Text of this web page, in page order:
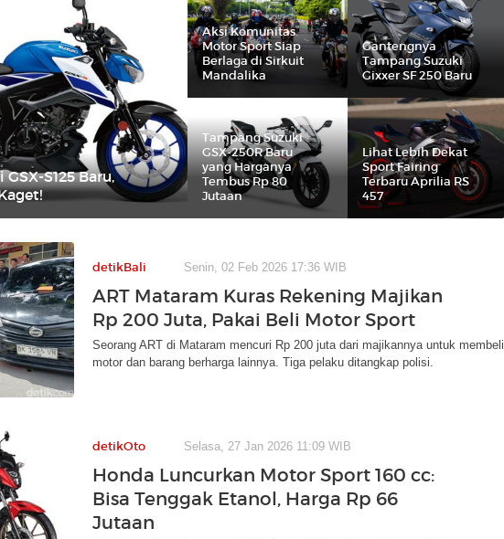
S125 Baru,
Aksi Komunitas
Motor Sport Siap
Berlaga di Sirkuit
Mandalika
Gantengnya
Tampang Suzuki
Gixxer SF 250 Baru
Tampang Suzuki
GSX-250R Baru
yang Harganya
Tembus Rp 80
Jutaan
Lihat Lebih Dekat
Sport Fairing
Terbaru Aprilia RS
457
detikBali Senin, 02 Feb 2026 17:36 WIB
ART Mataram Kuras Rekening Majikan
Rp 200 Juta, Pakai Beli Motor Sport
Seorang ART di Mataram mencuri Rp 200 juta dari majikannya untuk membeli
motor dan barang berharga lainnya. Tiga pelaku ditangkap polisi.
detikOto Selasa, 27 Jan 2026 11:09 WIB
Honda Luncurkan Motor Sport 160 cc:
Bisa Tenggak Etanol, Harga Rp 66
Jutaan